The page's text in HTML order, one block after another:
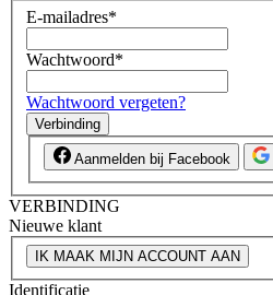
E-mailadres*
Wachtwoord*
Wachtwoord vergeten?
Verbinding
Aanmelden bij Facebook
VERBINDING
Nieuwe klant
IK MAAK MIJN ACCOUNT AAN
Identificatie